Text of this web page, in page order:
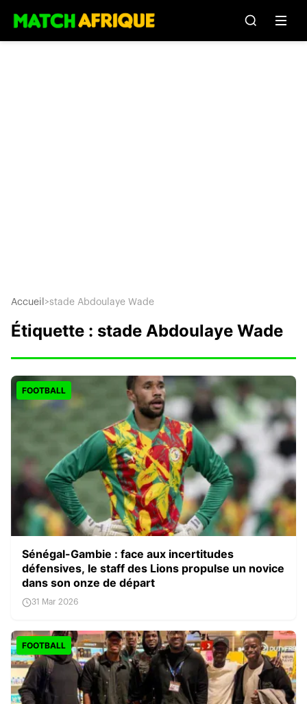
Accueil >stade Abdoulaye Wade
Étiquette : stade Abdoulaye Wade
FOOTBALL
Sénégal-Gambie : face aux incertitudes
défensives, le staff des Lions propulse un novice
dans son onze de départ
31 Mar 2026
FOOTBALL